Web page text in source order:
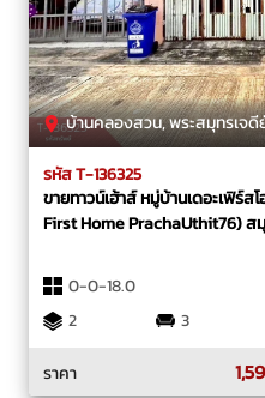
บ้านคลองสวน, พระสมุทรเจดี
รหัส T-136325
ขายทาวน์เฮ้าส์ หมู่บ้านเดอะเฟิร์
First Home PrachaUthit76) ส
0-0-18.0
2
3
ราคา